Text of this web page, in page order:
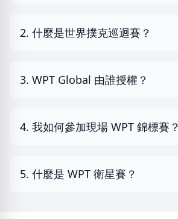
2. 什麼是世界撲克巡迴賽？
3. WPT Global 由誰授權？
4. 我如何參加現場 WPT 錦標賽？
5. 什麼是 WPT 衛星賽？